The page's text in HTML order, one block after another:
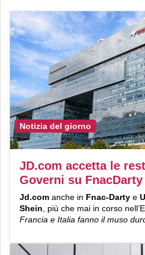
Notizia del giorno
JD.com accetta le
Governi su
Jd.com anche in Fnac-Darty e
Shein , più che mai in corso
Francia e Italia fanno il muso